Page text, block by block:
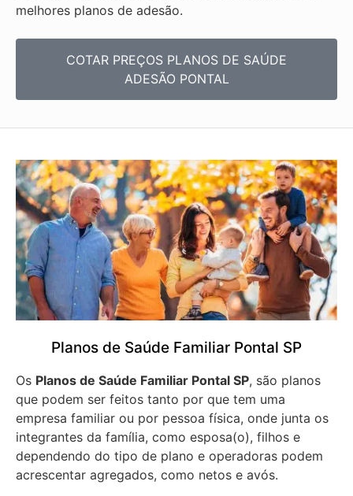
melhores planos de adesão.
COTAR PREÇOS PLANOS DE SAÚDE
ADESÃO PONTAL
Planos de Saúde Familiar Pontal SP
Os Planos de Saúde Familiar Pontal SP, são planos
que podem ser feitos tanto por que tem uma
empresa familiar ou por pessoa física, onde junta os
integrantes da família, como esposa(o), filhos e
dependendo do tipo de plano e operadoras podem
acrescentar agregados, como netos e avós.